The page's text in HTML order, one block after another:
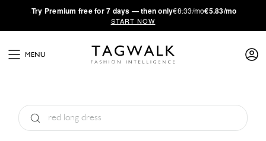
·Try Premium free for 7 days — then only€8.33/mo€5.83/mo
START NOW
MENU